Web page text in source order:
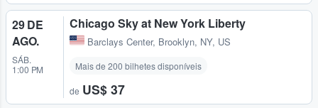
29 DE
AGO.
SÁB.
1:00 PM
Chicago Sky at New York Liberty
Barclays Center, Brooklyn, NY, US
Mais de 200 bilhetes disponíveis
de US$ 37